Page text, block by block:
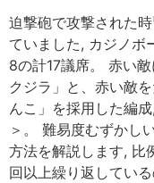
迫撃砲で攻撃された
ていました, カジノボ
8の計17議席。 赤い
クジラ」と、赤い敵
んこ」を採用した編
＞。 難易度むずかし
方法を解説します, 比
回以上繰り返してい